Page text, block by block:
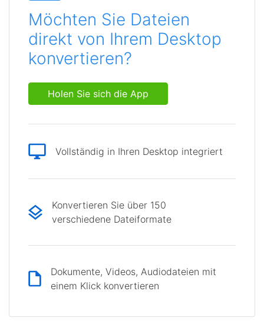
Möchten Sie Dateien
direkt von Ihrem Desktop
konvertieren?
Holen Sie sich die App
Vollständig in Ihren Desktop integriert
Konvertieren Sie über 150
verschiedene Dateiformate
Dokumente, Videos, Audiodateien mit
einem Klick konvertieren